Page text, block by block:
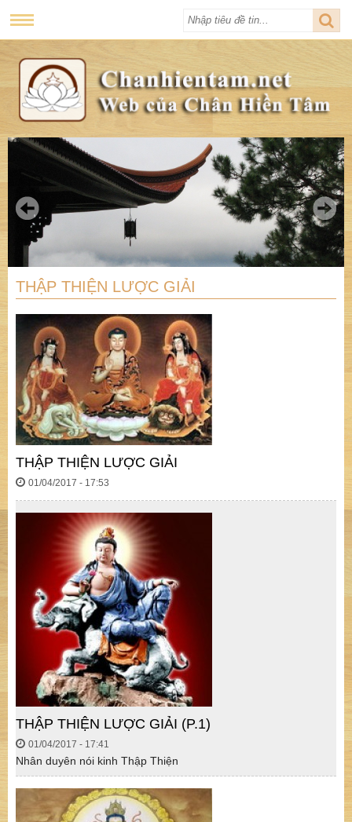
THẬP THIỆN LƯỢC GIẢI
THẬP THIỆN LƯỢC GIẢI
01/04/2017 - 17:53
THẬP THIỆN LƯỢC GIẢI (P.1)
01/04/2017 - 17:41
Nhân duyên nói kinh Thập Thiện